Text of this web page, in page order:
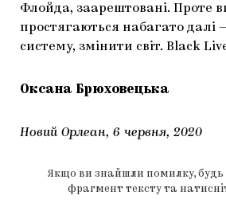
Флойда, заарештовані. Проте
простягаються набагато далі
систему, змінити світ. Black
Оксана Брюховецька
Новий Орлеан, 6 червня, 2020
Якщо ви знайшли помилку, будь
фрагмент тексту та